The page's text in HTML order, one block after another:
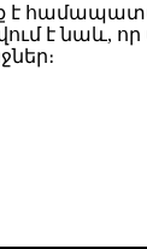
է
է նաև,